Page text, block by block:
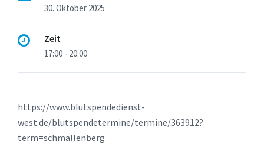
30. Oktober 2025
Zeit
17:00 - 20:00
https://www.blutspendedienst-
west.de/blutspendetermine/termine/363912?
term=schmallenberg